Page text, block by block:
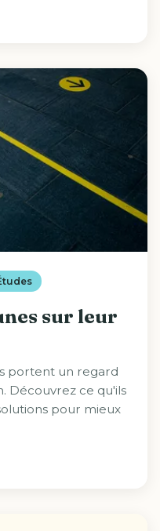
sur leur
portent un regard
Découvrez ce qu'ils
pour mieux